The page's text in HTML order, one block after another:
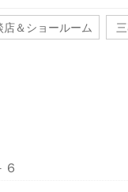
＆ショールーム